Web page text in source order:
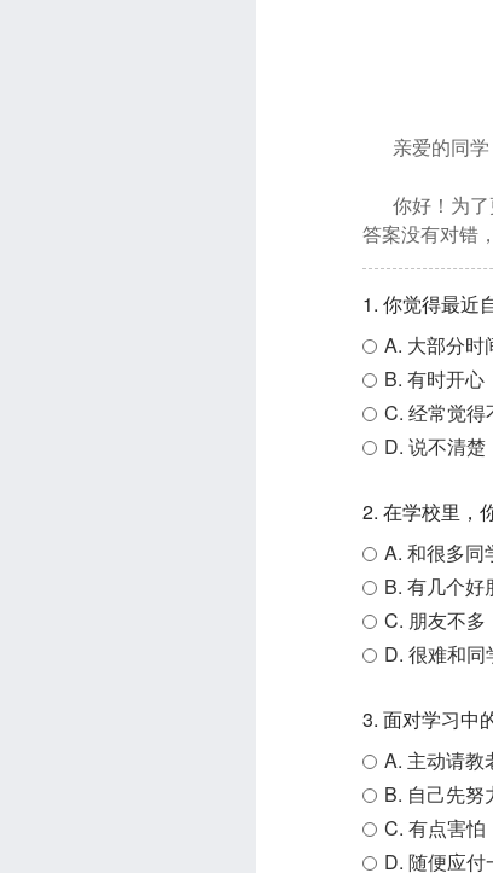
亲爱的同学
你好！为
答案没有对错
1. 你觉得最近
A. 大部分时
B. 有时开心
C. 经常觉得
D. 说不清楚
2. 在学校里，
A. 和很多同
B. 有几个好
C. 朋友不多
D. 很难和同
3. 面对学习中
A. 主动请教
B. 自己先努
C. 有点害怕
D. 随便应付